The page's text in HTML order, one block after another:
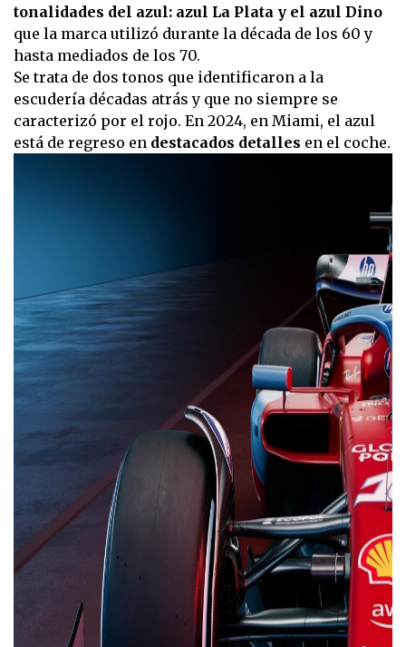
tonalidades del azul: azul La Plata y el azul Dino
que la marca utilizó durante la década de los 60 y
hasta mediados de los 70.
Se trata de dos tonos que identificaron a la
escudería décadas atrás y que no siempre se
caracterizó por el rojo. En 2024, en Miami, el azul
está de regreso en destacados detalles en el coche.